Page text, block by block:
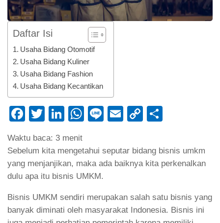
Daftar Isi
Usaha Bidang Otomotif
Usaha Bidang Kuliner
Usaha Bidang Fashion
Usaha Bidang Kecantikan
Facebook
TwitterLinkedIn
WhatsApp
LineEmailCopy
Waktu baca: 3 menit
Sebelum kita mengetahui seputar bidang bisnis umkm
yang menjanjikan, maka ada baiknya kita perkenalkan
dulu apa itu bisnis UMKM.
Bisnis UMKM sendiri merupakan salah satu bisnis yang
banyak diminati oleh masyarakat Indonesia. Bisnis ini